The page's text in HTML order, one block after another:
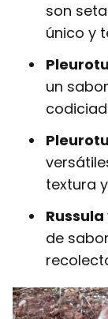
son
único y
un
textura
de